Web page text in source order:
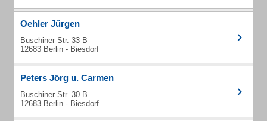
Oehler Jürgen
Buschiner Str. 33 B
12683 Berlin - Biesdorf
Peters Jörg u. Carmen
Buschiner Str. 30 B
12683 Berlin - Biesdorf